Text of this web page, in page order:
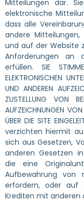
Mitteilungen dar.
elektronische
dass alle
andere
und auf der Website
Anforderungen an
erfüllen. SIE
ELEKTRONISCHEN
UND ANDEREN
ZUSTELLUNG VON
AUFZEICHNUNGEN
ÜBER DIE SITE
verzichten hiermit
sich aus Gesetzen,
anderen Gesetzen
die eine
Aufbewahrung von
erfordern, oder auf
Krediten mit anderen